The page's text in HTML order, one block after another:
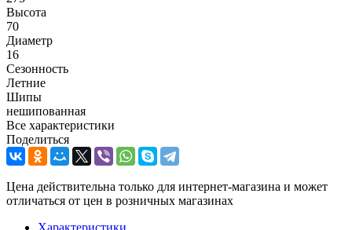
Высота
70
Диаметр
16
Сезонность
Летние
Шипы
нешипованная
Все характеристики
Поделиться
Цена действительна только для интернет-магазина и может
отличаться от цен в розничных магазинах
Характеристики